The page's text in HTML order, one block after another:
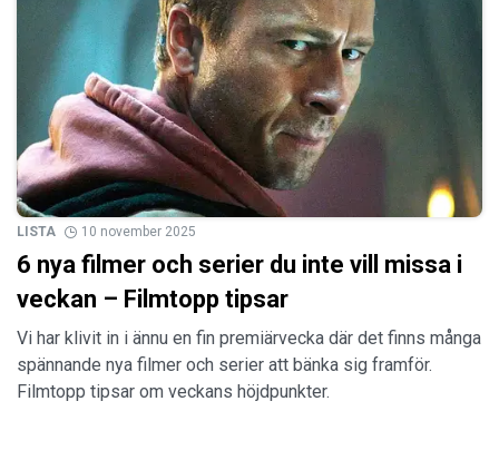
LISTA 10 november 2025
6 nya filmer och serier du inte vill missa i
veckan – Filmtopp tipsar
Vi har klivit in i ännu en fin premiärvecka där det finns många
spännande nya filmer och serier att bänka sig framför.
Filmtopp tipsar om veckans höjdpunkter.